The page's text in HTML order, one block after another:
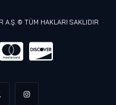
A.Ş. © TÜM HAKLARI SAKLIDIR